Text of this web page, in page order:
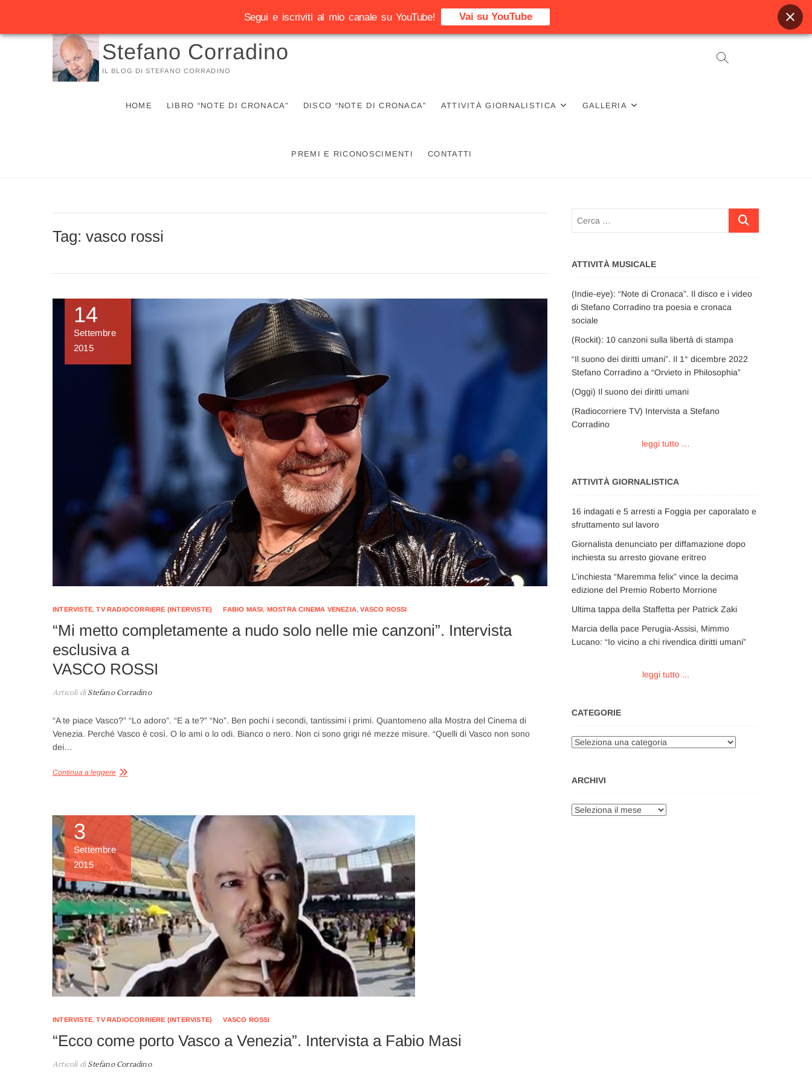
Vai
Stefano Corradino
IL BLOG DI STEFANO CORRADINO
HOME LIBRO “NOTE DI CRONACA” DISCO “NOTE DI CRONACA” ATTIVITÀ GIORNALISTICA GALLERIA
PREMI E RICONOSCIMENTI CONTATTI
Tag: vasco rossi
14
Settembre
2015
INTERVISTE,TV RADIOCORRIERE (INTERVISTE) FABIO MASI, MOSTRA CINEMA VENEZIA,VASCO ROSSI
“Mi metto completamente a nudo solo nelle mie canzoni”. Intervista
esclusiva a
VASCO ROSSI
Articoli diStefano Corradino
“A te piace Vasco?” “Lo adoro”. “E a te?” “No”. Ben pochi i secondi, tantissimi i primi. Quantomeno alla Mostra del Cinema di
Venezia. Perché Vasco è così. O lo ami o lo odi. Bianco o nero. Non ci sono grigi né mezze misure. “Quelli di Vasco non sono
dei…
Continua a leggere
3
Settembre
2015
INTERVISTE,TV RADIOCORRIERE (INTERVISTE) VASCO ROSSI
“Ecco come porto Vasco a Venezia”. Intervista a Fabio Masi
Articoli diStefano Corradino
Cerca
ATTIVITÀ MUSICALE
(Indie-eye): “Note di Cronaca”. Il disco e i video
di Stefano Corradino tra poesia e cronaca
sociale
(Rockit): 10 canzoni sulla libertà di stampa
“Il suono dei diritti umani”. Il 1° dicembre 2022
Stefano Corradino a “Orvieto in Philosophia”
(Oggi) Il suono dei diritti umani
(Radiocorriere TV) Intervista a Stefano
Corradino
leggi tutto …
ATTIVITÀ GIORNALISTICA
16 indagati e 5 arresti a Foggia per caporalato e
sfruttamento sul lavoro
Giornalista denunciato per diffamazione dopo
inchiesta su arresto giovane eritreo
L’inchiesta “Maremma felix” vince la decima
edizione del Premio Roberto Morrione
Ultima tappa della Staffetta per Patrick Zaki
Marcia della pace Perugia-Assisi, Mimmo
Lucano: “Io vicino a chi rivendica diritti umani”
leggi tutto ...
CATEGORIE
Categorie
ARCHIVI
Archivi
Segui e iscriviti al mio canale su YouTube! Vai su YouTube